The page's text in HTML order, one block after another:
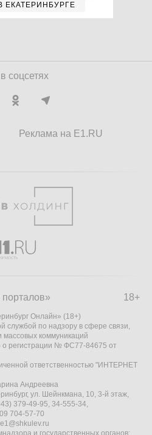
ЕКАТЕРИНБУРГЕ
соцсетях
Реклама на E1.RU
18+
Онлайн» (18+)
службой по надзору в сфере связи,
коммуникаций
о регистрации № ФС77-84675 от
ответственностью "ИНТЕРНЕТ
Андреевна
ул. Шейнкмана, 10, 3-й этаж,
379-49-95, 34-555-34,
704-57-70
e1@shkulev.ru
и государственных органов: